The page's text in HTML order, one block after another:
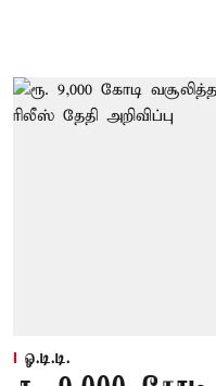
ஓ.டி.டி.